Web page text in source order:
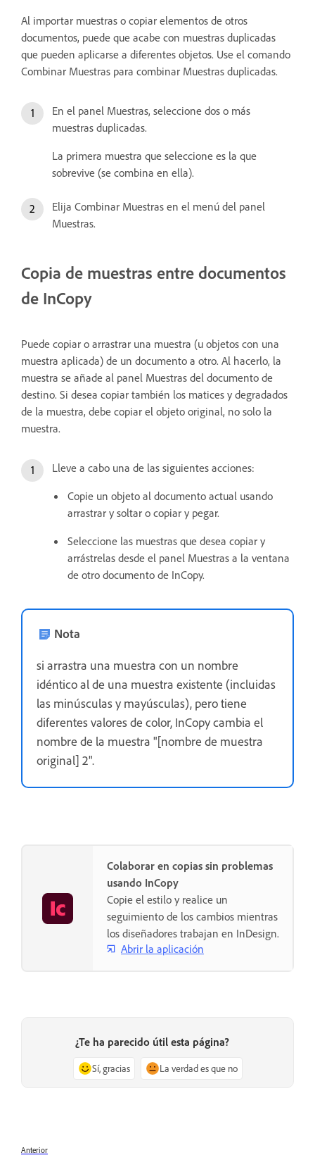
Al importar muestras o copiar elementos de otros
documentos, puede que acabe con muestras duplicadas
que pueden aplicarse a diferentes objetos. Use el comando
Combinar Muestras para combinar Muestras duplicadas.
En el panel Muestras, seleccione dos o más
muestras duplicadas.
La primera muestra que seleccione es la que
sobrevive (se combina en ella).
Elija Combinar Muestras en el menú del panel
Muestras.
Copia de muestras entre documentos
de InCopy
Puede copiar o arrastrar una muestra (u objetos con una
muestra aplicada) de un documento a otro. Al hacerlo, la
muestra se añade al panel Muestras del documento de
destino. Si desea copiar también los matices y degradados
de la muestra, debe copiar el objeto original, no solo la
muestra.
Lleve a cabo una de las siguientes acciones:
Copie un objeto al documento actual usando
arrastrar y soltar o copiar y pegar.
Seleccione las muestras que desea copiar y
arrástrelas desde el panel Muestras a la ventana
de otro documento de InCopy.
Nota
si arrastra una muestra con un nombre
idéntico al de una muestra existente (incluidas
las minúsculas y mayúsculas), pero tiene
diferentes valores de color, InCopy cambia el
nombre de la muestra "[nombre de muestra
original] 2".
Colaborar en copias sin problemas
usando InCopy
Copie el estilo y realice un
seguimiento de los cambios mientras
los diseñadores trabajan en InDesign.
Abrir la aplicación
¿Te ha parecido útil esta página?
Sí, gracias La verdad es que no
Anterior